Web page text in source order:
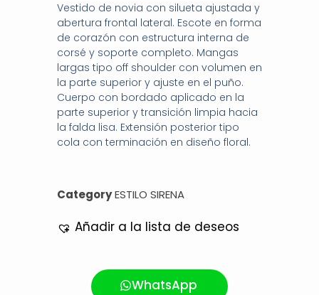
Vestido de novia con silueta ajustada y
abertura frontal lateral. Escote en forma
de corazón con estructura interna de
corsé y soporte completo. Mangas
largas tipo off shoulder con volumen en
la parte superior y ajuste en el puño.
Cuerpo con bordado aplicado en la
parte superior y transición limpia hacia
la falda lisa. Extensión posterior tipo
cola con terminación en diseño floral.
CategoryESTILO SIRENA
Añadir a la lista de deseos
WhatsApp